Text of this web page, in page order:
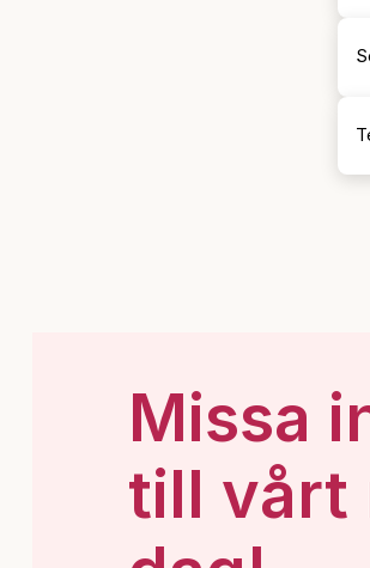
Missa
till vårt